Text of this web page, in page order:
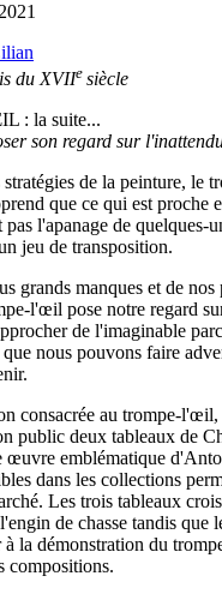
du XVIIe siècle
: la suite...
son regard sur
stratégies de la peinture, le
que ce qui est proche
l'apanage de quelques-
jeu de transposition.
grands manques et de nos
l'œil pose notre regard
de l'imaginable
nous pouvons faire
consacrée au trompe-
public deux tableaux de
œuvre emblématique
dans les collections
Les trois tableaux
de chasse tandis que
à la démonstration du
compositions.